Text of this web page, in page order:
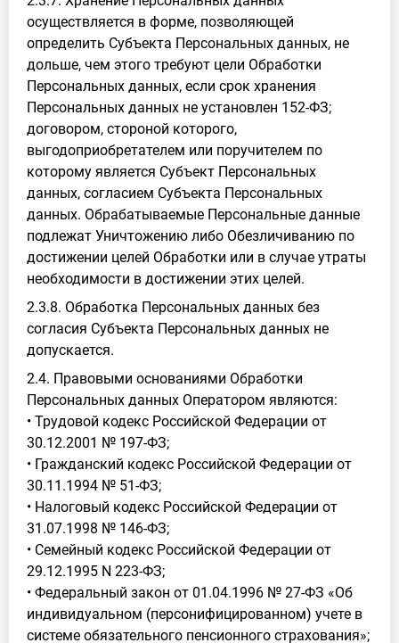
осуществляется в форме, позволяющей
определить Субъекта Персональных данных, не
дольше, чем этого требуют цели Обработки
Персональных данных, если срок хранения
Персональных данных не установлен 152-ФЗ;
договором, стороной которого,
выгодоприобретателем или поручителем по
которому является Субъект Персональных
данных, согласием Субъекта Персональных
данных. Обрабатываемые Персональные данные
подлежат Уничтожению либо Обезличиванию по
достижении целей Обработки или в случае утраты
необходимости в достижении этих целей.
2.3.8. Обработка Персональных данных без
согласия Субъекта Персональных данных не
допускается.
2.4. Правовыми основаниями Обработки
Персональных данных Оператором являются:
• Трудовой кодекс Российской Федерации от
30.12.2001 № 197-ФЗ;
• Гражданский кодекс Российской Федерации от
30.11.1994 № 51-ФЗ;
• Налоговый кодекс Российской Федерации от
31.07.1998 № 146-ФЗ;
• Семейный кодекс Российской Федерации от
29.12.1995 N 223-ФЗ;
• Федеральный закон от 01.04.1996 № 27-ФЗ «Об
индивидуальном (персонифицированном) учете в
системе обязательного пенсионного страхования»;